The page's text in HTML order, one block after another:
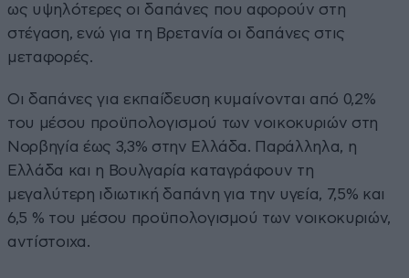
ως υψηλότερες οι δαπάνες που αφορούν στη
στέγαση, ενώ για τη Βρετανία οι δαπάνες στις
µεταφορές.
Οι δαπάνες για εκπαίδευση κυµαίνονται από 0,2%
του µέσου προϋπολογισμού των νοικοκυριών στη
Νορβηγία έως 3,3% στην Ελλάδα. Παράλληλα, η
Ελλάδα και η Βουλγαρία καταγράφουν τη
µεγαλύτερη ιδιωτική δαπάνη για την υγεία, 7,5% και
6,5 % του µέσου προϋπολογισμού των νοικοκυριών,
αντίστοιχα.